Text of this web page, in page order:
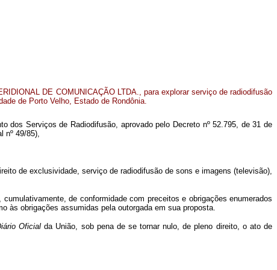
DE COMUNICAÇÃO LTDA., para explorar serviço de radiodifusão
de Porto Velho, Estado de Rondônia.
dos Serviços de Radiodifusão, aprovado pelo Decreto nº 52.795, de 31 de
nº 49/85),
de exclusividade, serviço de radiodifusão de sons e imagens (televisão),
de conformidade com preceitos e obrigações enumerados
às obrigações assumidas pela outorgada em sua proposta.
Oficialda União, sob pena de se tornar nulo, de pleno direito, o ato de